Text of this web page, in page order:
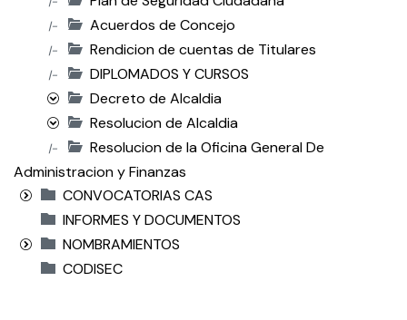
|- Acuerdos de Concejo
|- Rendicion de cuentas de Titulares
|-
DIPLOMADOS Y CURSOS
Decreto de Alcaldia
Resolucion de Alcaldia
|-
Resolucion de la Oficina General De
Administracion y Finanzas
CONVOCATORIAS CAS
INFORMES Y DOCUMENTOS
NOMBRAMIENTOS
CODISEC